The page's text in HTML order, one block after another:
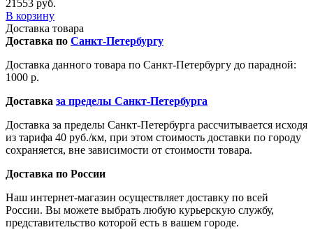
21553 руб.
В корзину
Доставка товара
Доставка по Санкт-Петербургу
Доставка данного товара по Санкт-Петербургу до парадной:
1000 р.
Доставка за пределы Санкт-Петербурга
Доставка за пределы Санкт-Петербурга рассчитывается исходя
из тарифа 40 руб./км, при этом стоимость доставки по городу
сохраняется, вне зависимости от стоимости товара.
Доставка по России
Наш интернет-магазин осуществляет доставку по всей
России. Вы можете выбрать любую курьерскую службу,
представительство которой есть в вашем городе.